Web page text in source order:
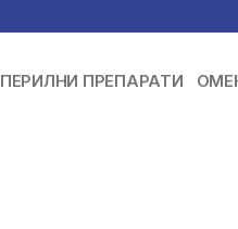
ПЕРИЛНИ ПРЕПАРАТИ